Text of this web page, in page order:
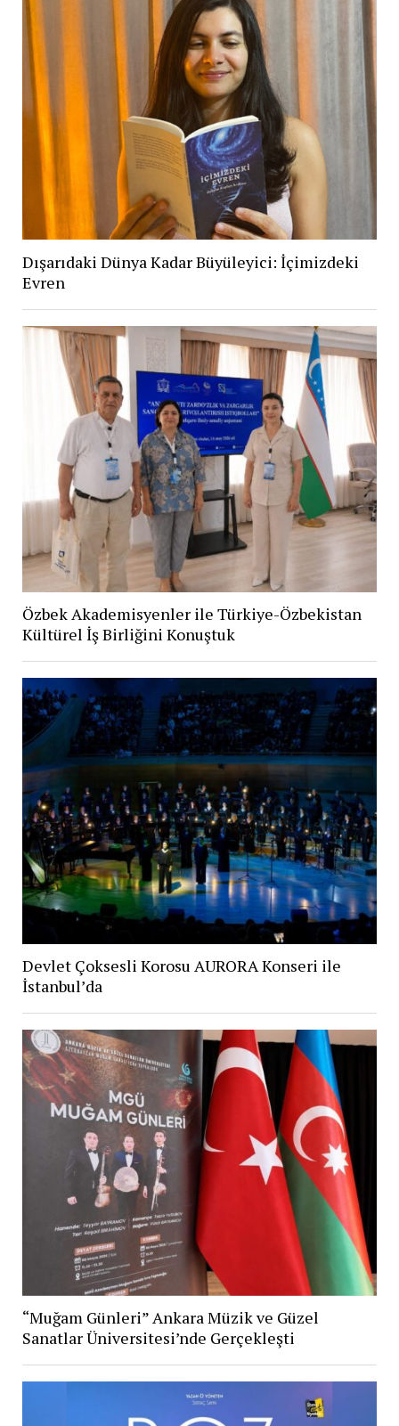
Dışarıdaki Dünya Kadar Büyüleyici: İçimizdeki
Evren
Özbek Akademisyenler ile Türkiye-Özbekistan
Kültürel İş Birliğini Konuştuk
Devlet Çoksesli Korosu AURORA Konseri ile
İstanbul’da
“Muğam Günleri” Ankara Müzik ve Güzel
Sanatlar Üniversitesi’nde Gerçekleşti